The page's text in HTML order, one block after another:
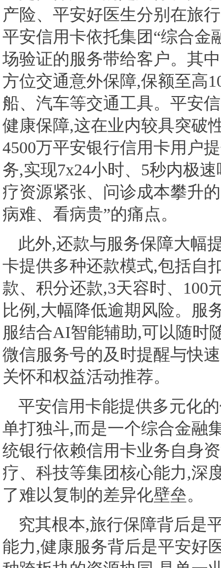
产险、平安好医生分别在旅
平安信用卡依托集团“综合金
场验证的服务带给客户。其
方位交通意外保障,保额至高
船、汽车等交通工具。平安
健康保障,这在业内较具突破
4500万平安银行信用卡用户
务,实现7x24小时、5秒内极
疗资源紧张、问诊成本攀升
病难、看病贵”的痛点。
此外,还款与服务保障大幅
卡提供多种还款模式,包括自
款、积分还款,3天容时、100
比例,大幅降低逾期风险。服
服结合AI智能辅助,可以随时
微信服务号的及时提醒与快
关怀和权益活动推荐。
平安信用卡能提供多元化
单打独斗,而是一个综合金融
统银行依赖信用卡业务自身
疗、科技等集团核心能力,深
了难以复制的差异化壁垒。
究其根本,旅行保障背后是
能力,健康服务背后是平安好